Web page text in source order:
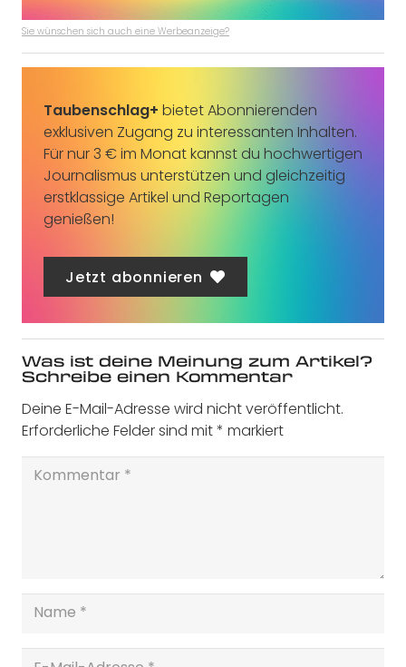
Sie wünschen sich auch eine Werbeanzeige?
Taubenschlag+ bietet Abonnierenden
exklusiven Zugang zu interessanten Inhalten.
Für nur 3 € im Monat kannst du hochwertigen
Journalismus unterstützen und gleichzeitig
erstklassige Artikel und Reportagen
genießen!
Jetzt abonnieren
Was ist deine Meinung zum Artikel?
Schreibe einen Kommentar
Deine E-Mail-Adresse wird nicht veröffentlicht.
Erforderliche Felder sind mit* markiert